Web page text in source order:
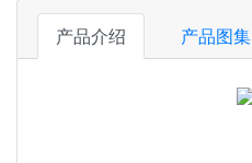
产品介绍 产品图集